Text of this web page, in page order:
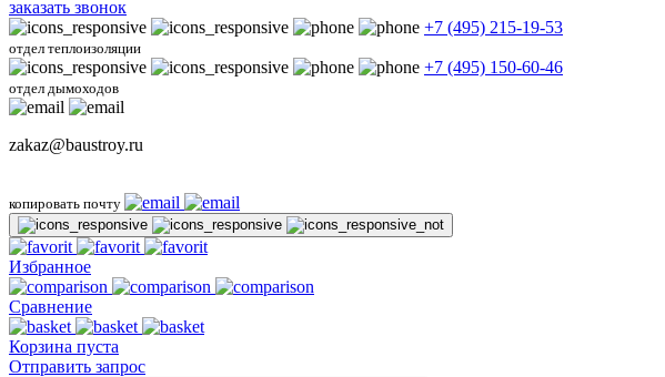
заказать звонок
+7 (495) 215-19-53
отдел теплоизоляции
+7 (495) 150-60-46
отдел дымоходов
zakaz@baustroy.ru
копировать почту
Избранное
Сравнение
Корзина пуста
Отправить запрос